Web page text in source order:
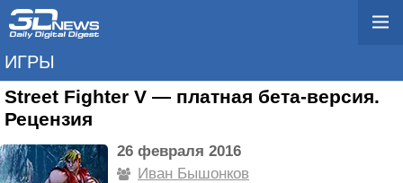
ИГРЫ
Street Fighter V — платная бета-версия.
Рецензия
26 февраля 2016
Иван Бышонкoв